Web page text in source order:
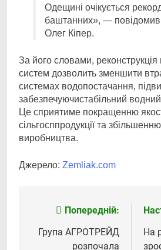
Одещині очікується
баштанних», — повідомив
Олег Кіпер.
За його словами, реконструкція
систем дозволить зменшити
системах водопостачання,
забезпечуючистабільний
Це сприятиме покращенню
сільгосппродукції та
виробництва.
Джерело: Zemliak.com
Навігація
записів
Попередній:
Група АГРОТРЕЙД
розпочала
На